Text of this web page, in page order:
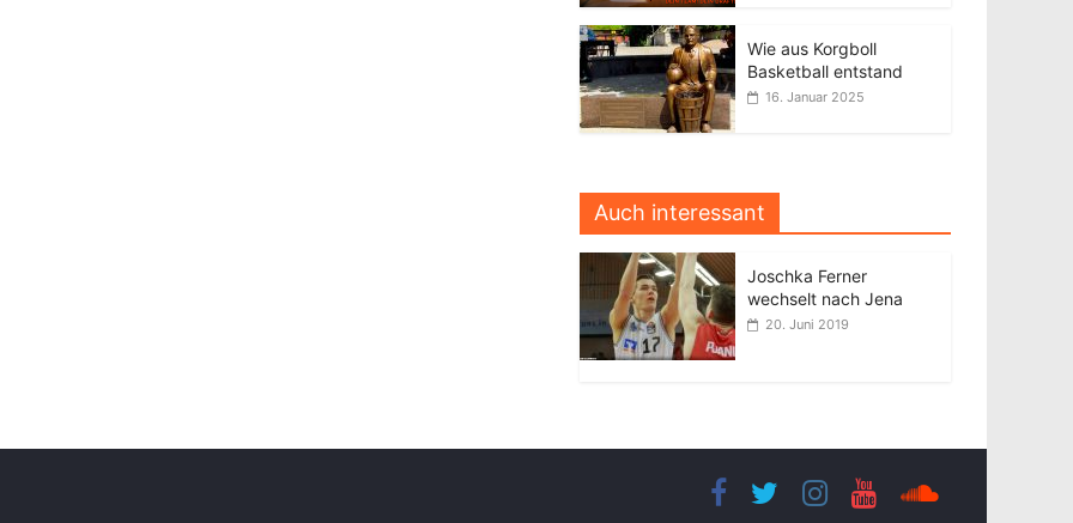
Wie aus Korgboll
Basketball entstand
16. Januar 2025
Auch interessant
Joschka Ferner
wechselt nach Jena
20. Juni 2019